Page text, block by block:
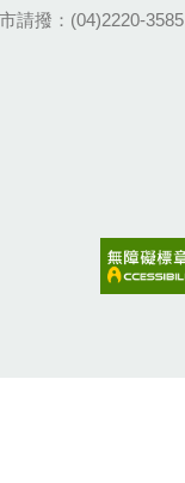
請撥：(04)2220-3585